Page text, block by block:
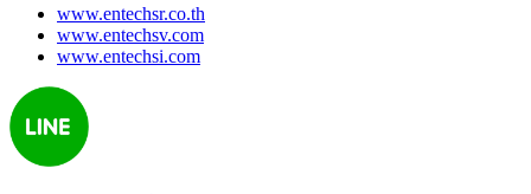
www.entechsr.co.th
www.entechsv.com
www.entechsi.com